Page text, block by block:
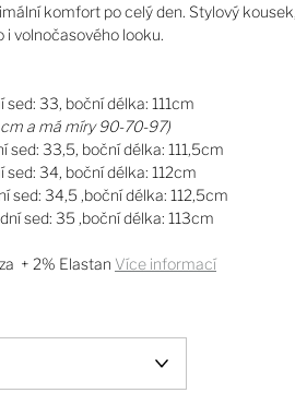
komfort po celý den. Stylový
volnočasového looku.
33, boční délka: 111cm
a má míry 90-70-97)
sed: 33,5, boční délka: 111,5cm
34, boční délka: 112cm
sed: 34,5 ,boční délka: 112,5cm
sed: 35 ,boční délka: 113cm
+ 2% Elastan Více informací